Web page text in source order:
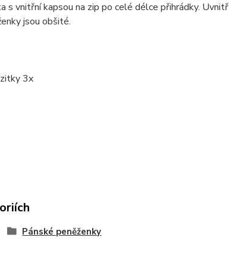
s vnitřní kapsou na zip po celé délce přihrádky.
jsou obšité.
3x
Pánské peněženky